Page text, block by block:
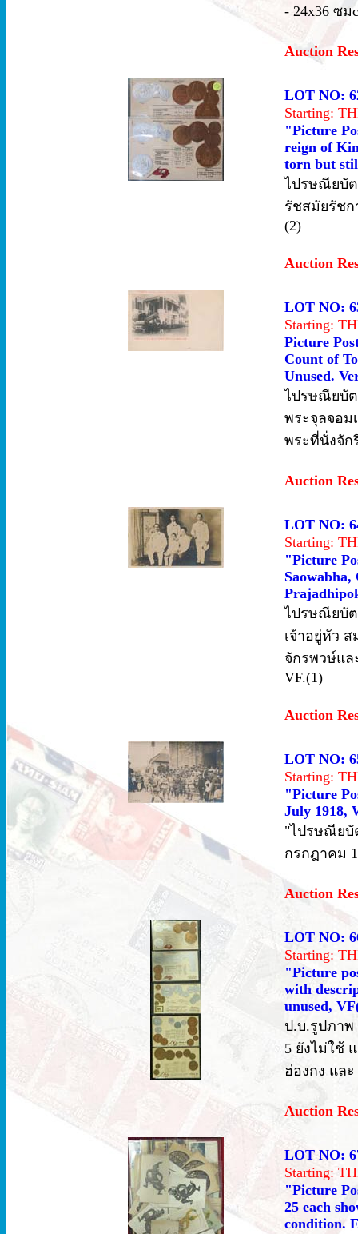
- 24x36 ซ
Auction
LOT NO:
Starting:
"Picture
reign of
torn but
ไปรษณียบั
รัชสมัยรัช
(2)
Auction
LOT NO:
Starting:
Picture
Count of
Unused.
ไปรษณียบัต
พระจุลจอม
พระที่นั่งจัก
Auction
LOT NO:
Starting:
"Picture
ไปรษณียบัต
เจ้าอยู่หัว
จักรพวษ์แล
VF.(1)
Auction
LOT NO:
Starting:
"Picture
July 1918,
"ไปรษณียบั
กรกฎาคม
Auction
LOT NO:
Starting:
"Picture
with
unused,
ป.บ.รูปภาพ
5 ยังไม่ใช้
ฮ่องกง แล
Auction
LOT NO:
Starting:
"Picture
25 each
condition.